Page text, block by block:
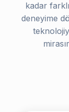
kadar
deneyime